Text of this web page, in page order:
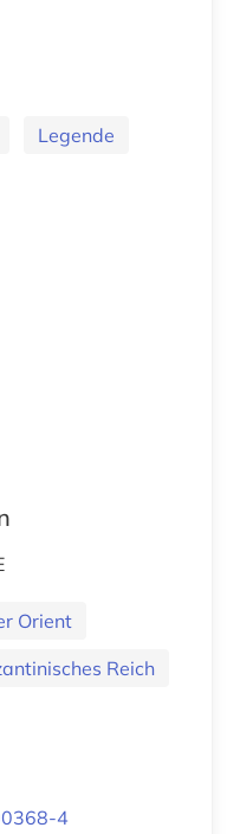
Legende
Orient
Reich
4